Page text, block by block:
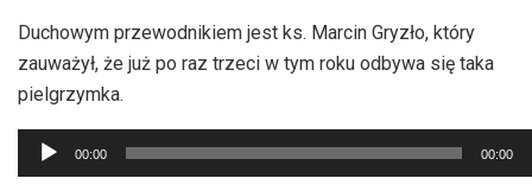
Duchowym przewodnikiem jest ks. Marcin Gryzło, który
zauważył, że już po raz trzeci w tym roku odbywa się taka
pielgrzymka.
Odtwarzacz
plików
00:00 00:00